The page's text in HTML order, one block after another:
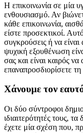
Η επικοινωνία σε μία
ενθουσιασμό. Αν
κάθε επικοινωνία,
είστε προσεκτικοί.
συγκρούσεις ή να
ψυχική εξουθένωση
σας και είναι καιρός
επαναπροσδιορίσετε
Χάνουμε τον
Οι δύο σύντροφοι
ιδιαιτερότητές τους,
έχετε μία σχέση που,